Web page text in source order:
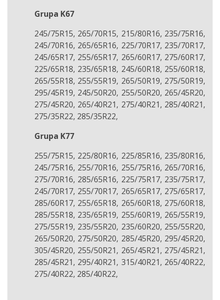
Grupa K67
245/75R15, 265/70R15, 215/80R16, 235/75R16,
245/70R16, 265/65R16, 225/70R17, 235/70R17,
245/65R17, 255/65R17, 265/60R17, 275/60R17,
225/65R18, 235/65R18, 245/60R18, 255/60R18,
265/55R18, 255/55R19, 265/50R19, 275/50R19,
295/45R19, 245/50R20, 255/50R20, 265/45R20,
275/45R20, 265/40R21, 275/40R21, 285/40R21,
275/35R22, 285/35R22,
Grupa K77
255/75R15, 225/80R16, 225/85R16, 235/80R16,
245/75R16, 255/70R16, 255/75R16, 265/70R16,
275/70R16, 285/65R16, 225/75R17, 235/75R17,
245/70R17, 255/70R17, 265/65R17, 275/65R17,
285/60R17, 255/65R18, 265/60R18, 275/60R18,
285/55R18, 235/65R19, 255/60R19, 265/55R19,
275/55R19, 235/55R20, 235/60R20, 255/55R20,
265/50R20, 275/50R20, 285/45R20, 295/45R20,
305/45R20, 255/50R21, 265/45R21, 275/45R21,
285/45R21, 295/40R21, 315/40R21, 265/40R22,
275/40R22, 285/40R22,